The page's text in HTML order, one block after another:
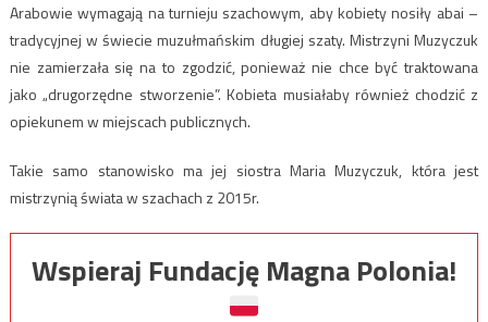
Arabowie wymagają na turnieju szachowym, aby kobiety nosiły abai –
tradycyjnej w świecie muzułmańskim długiej szaty. Mistrzyni Muzyczuk
nie zamierzała się na to zgodzić, ponieważ nie chce być traktowana
jako „drugorzędne stworzenie”. Kobieta musiałaby również chodzić z
opiekunem w miejscach publicznych.
Takie samo stanowisko ma jej siostra Maria Muzyczuk, która jest
mistrzynią świata w szachach z 2015r.
Wspieraj Fundację Magna Polonia!